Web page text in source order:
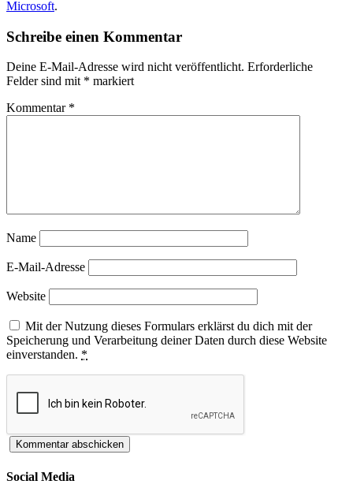
Microsoft.
Schreibe einen Kommentar
Deine E-Mail-Adresse wird nicht veröffentlicht. Erforderliche
Felder sind mit * markiert
Kommentar *
Name
E-Mail-Adresse
Website
Mit der Nutzung dieses Formulars erklärst du dich mit der
Speicherung und Verarbeitung deiner Daten durch diese Website
einverstanden. *
Social Media